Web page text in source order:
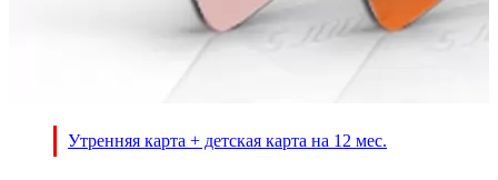
Утренняя карта + детская карта на 12 мес.